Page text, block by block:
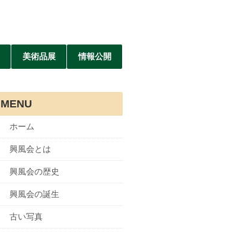
美術品展 情報公開
MENU
ホーム
興風会とは
興風会の歴史
興風会の誕生
古い写真